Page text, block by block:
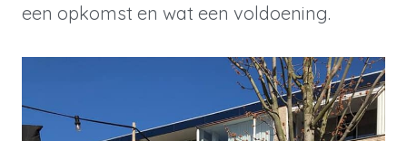
een opkomst en wat een voldoening.